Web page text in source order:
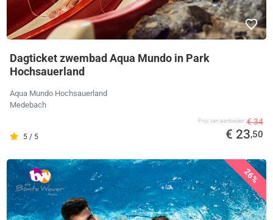
Dagticket zwembad Aqua Mundo in Park
Hochsauerland
Aqua Mundo Hochsauerland
Medebach
5 / 5
Prijs van aanbieder € 34
€ 23,50
26%